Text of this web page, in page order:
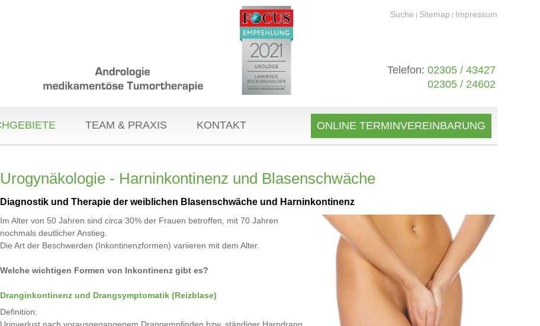
Suche | Sitemap | Impressum
Telefon: 02305 / 43427
02305 / 24602
TEAM & PRAXIS KONTAKT ONLINE TERMINVEREINBARUNG
Urogynäkologie - Harninkontinenz und Blasenschwäche
Diagnostik und Therapie der weiblichen Blasenschwäche und Harninkontinenz
Im Alter von 50 Jahren sind circa 30% der Frauen betroffen, mit 70 Jahren
nochmals deutlicher Anstieg.
Die Art der Beschwerden (Inkontinenzformen) variieren mit dem Alter.
Welche wichtigen Formen von Inkontinenz gibt es?
Dranginkontinenz und Drangsymptomatik (Reizblase)
Definition: